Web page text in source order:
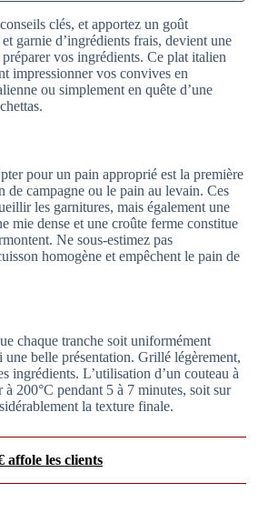
clés, et apportez un goût
garnie d’ingrédients frais, devient une
vos ingrédients. Ce plat italien
impressionner vos convives en
ou simplement en quête d’une
pour un pain approprié est la première
de campagne ou le pain au levain. Ces
les garnitures, mais également une
mie dense et une croûte ferme constitue
Ne sous-estimez pas
homogène et empêchent le pain de
chaque tranche soit uniformément
belle présentation. Grillé légèrement,
ingrédients. L’utilisation d’un couteau à
200°C pendant 5 à 7 minutes, soit sur
la texture finale.
affole les clients